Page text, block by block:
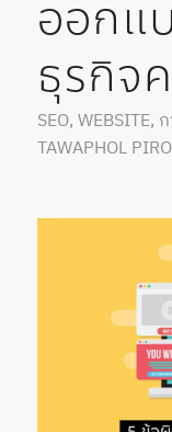
ออกแ
ธุรกิจ
SEO, WEBSITE,
TAWAPHOL